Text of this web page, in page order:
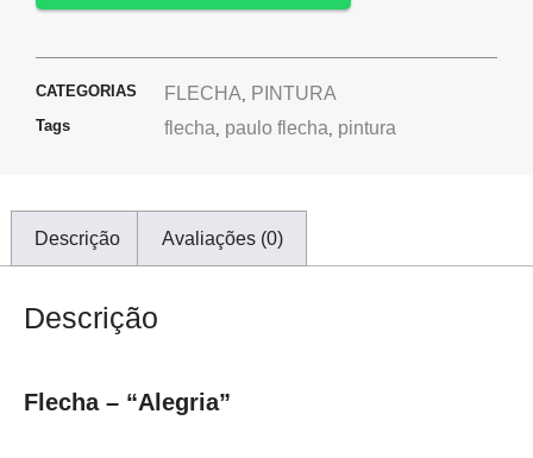
CATEGORIAS FLECHA, PINTURA
Tags flecha, paulo flecha, pintura
Descrição Avaliações (0)
Descrição
Flecha – “Alegria”